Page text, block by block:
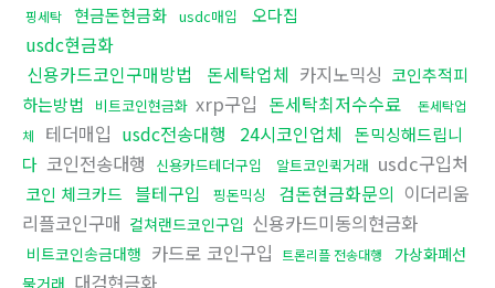
핑세탁 현금돈현금화 usdc매입 오다집
usdc현금화
신용카드코인구매방법
돈세탁업체 카지노믹싱 코인추적피
하는방법
비트코인현금화 xrp구입 돈세탁최저수수료
돈세탁업
체
테더매입 usdc전송대행 24시코인업체
돈믹싱해드립니
다 코인전송대행 신용카드테더구입 알트코인퀵거래 usdc구입처
코인 체크카드 블테구입 핑돈믹싱 검돈현금화문의 이더리움
리플코인구매 컬쳐랜드코인구입 신용카드미동의현금화
비트코인송금대행 카드로 코인구입 트론리플 전송대행
가상화폐선